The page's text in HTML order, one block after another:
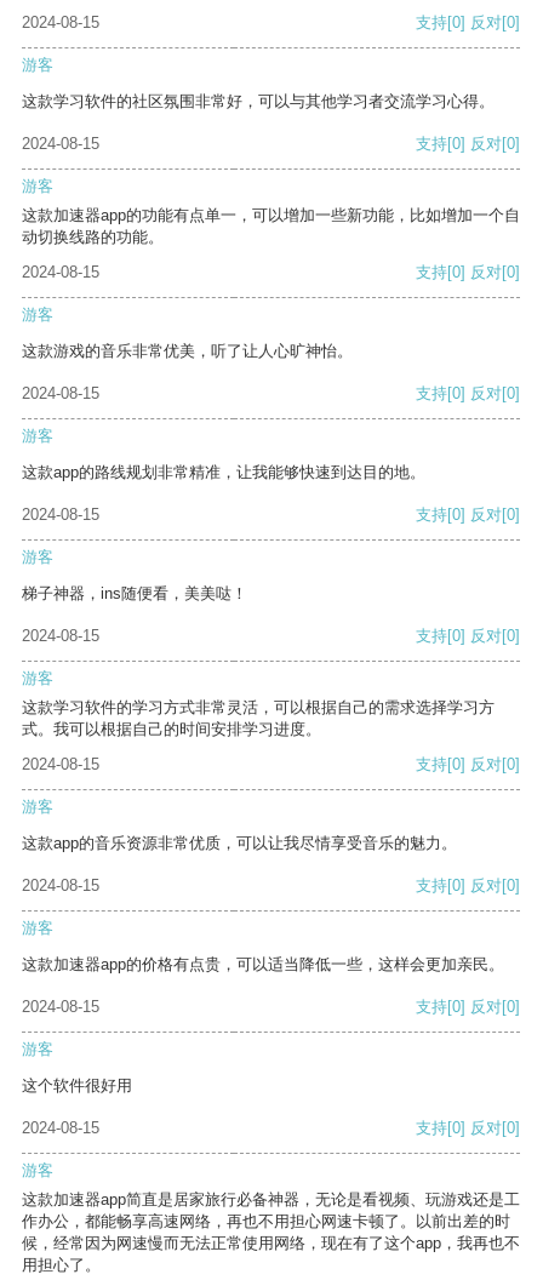
2024-08-15 支持[0] 反对[0]
游客
这款学习软件的社区氛围非常好，可以与其他学习者交流学习心得。
2024-08-15 支持[0] 反对[0]
游客
这款加速器app的功能有点单一，可以增加一些新功能，比如增加一个自
动切换线路的功能。
2024-08-15
支持[0] 反对[0]
游客
这款游戏的音乐非常优美，听了让人心旷神怡。
2024-08-15 支持[0] 反对[0]
游客
这款app的路线规划非常精准，让我能够快速到达目的地。
2024-08-15 支持[0] 反对[0]
游客
梯子神器，ins随便看，美美哒！
2024-08-15 支持[0] 反对[0]
游客
这款学习软件的学习方式非常灵活，可以根据自己的需求选择学习方
式。我可以根据自己的时间安排学习进度。
2024-08-15
支持[0] 反对[0]
游客
这款app的音乐资源非常优质，可以让我尽情享受音乐的魅力。
2024-08-15 支持[0] 反对[0]
游客
这款加速器app的价格有点贵，可以适当降低一些，这样会更加亲民。
2024-08-15 支持[0] 反对[0]
游客
这个软件很好用
2024-08-15 支持[0] 反对[0]
游客
这款加速器app简直是居家旅行必备神器，无论是看视频、玩游戏还是工
作办公，都能畅享高速网络，再也不用担心网速卡顿了。以前出差的时
候，经常因为网速慢而无法正常使用网络，现在有了这个app，我再也不
用担心了。